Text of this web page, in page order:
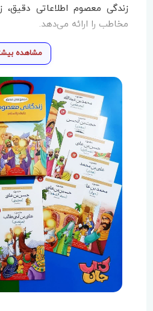
زندگی معصوم اطلاعاتی
مخاطب را ارائه می‌دهد.
مشاهده